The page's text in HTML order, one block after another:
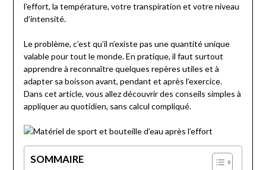
l’effort, la température, votre transpiration et votre niveau
d’intensité.
Le problème, c’est qu’il n’existe pas une quantité unique
valable pour tout le monde. En pratique, il faut surtout
apprendre à reconnaître quelques repères utiles et à
adapter sa boisson avant, pendant et après l’exercice.
Dans cet article, vous allez découvrir des conseils simples à
appliquer au quotidien, sans calcul compliqué.
SOMMAIRE